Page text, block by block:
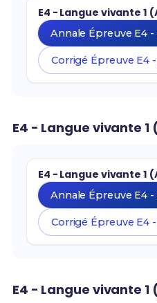
E4 - Langue vivante 1
Annale Épreuve E4 -
Corrigé Épreuve E4
E4 - Langue vivante 1
E4 - Langue vivante 1
Annale Épreuve E4 -
Corrigé Épreuve E4
E4 - Langue vivante 1